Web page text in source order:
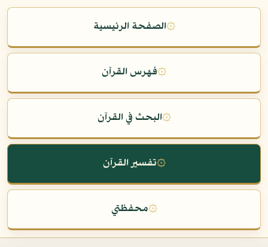
۞الصفحة الرئيسية
۞فهرس القرآن
۞البحث في القرآن
۞تفسير القرآن
۞محفظتي